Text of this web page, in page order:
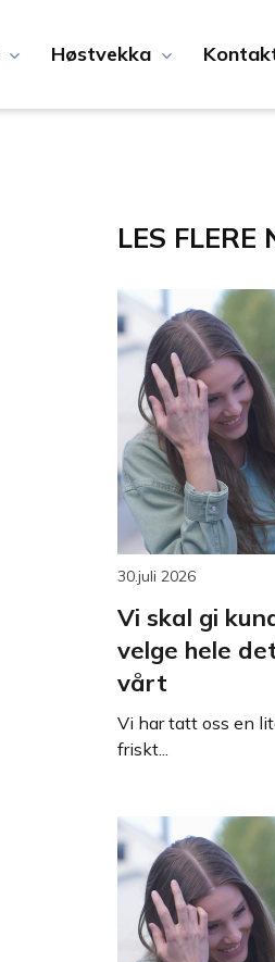
Høstvekka
LES FLERE
30.juli 2026
Vi skal gi
velge hele
vårt
Vi har tatt oss en
friskt...